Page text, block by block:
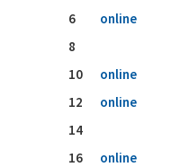
6
online
8
10
online
12
online
14
16
online